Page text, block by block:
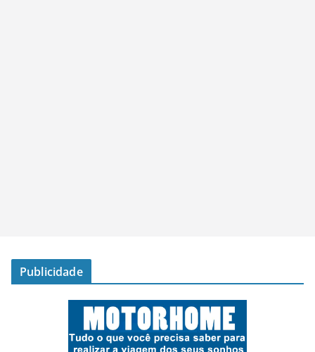
Publicidade